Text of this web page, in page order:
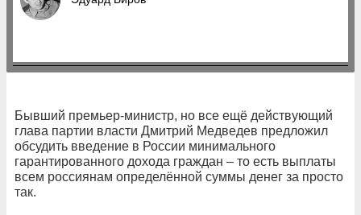
Бывший премьер-министр, но все ещё действующий
глава партии власти Дмитрий Медведев предложил
обсудить введение в России минимального
гарантированного дохода граждан – то есть выплаты
всем россиянам определённой суммы денег за просто
так.